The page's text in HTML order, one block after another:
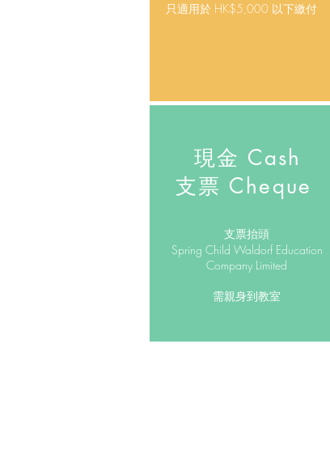
只適用於 HK$5,000 以下繳付
現金 Cash
支票 Cheque
支票抬頭
Spring Child Waldorf Education
Company Limited
需親身到教室